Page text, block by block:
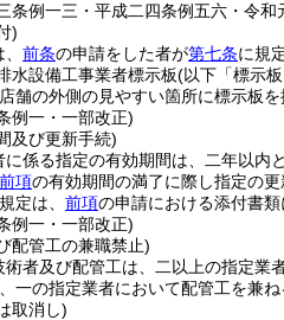
条例一三・平成二四条例五六・令
)
前条の申請をした者が第七条に規
水設備工事業者標示板(以下「標示
舗の外側の見やすい箇所に標示板を
例一・一部改正)
及び更新手続)
に係る指定の有効期間は、二年以内と
前項の有効期間の満了に際し指定の
定は、 前項の申請における添付書類
例一・一部改正)
配管工の兼職禁止)
術者及び配管工は、二以上の指定業
一の指定業者において配管工を兼ね
取消し)